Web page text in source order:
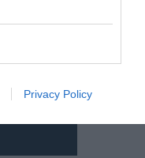
Privacy Policy